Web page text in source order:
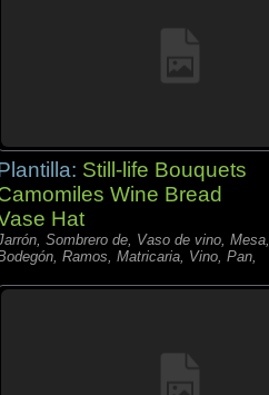
Still-life Bouquets
Wine Bread
Hat
Sombrero de, Vaso de vino, Mesa,
Ramos, Matricaria, Vino, Pan,